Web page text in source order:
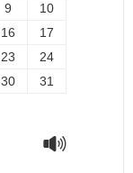
9
10
16
17
23
24
30 31